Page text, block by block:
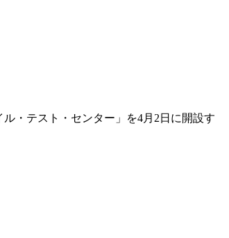
・テスト・センター」を4月2日に開設す